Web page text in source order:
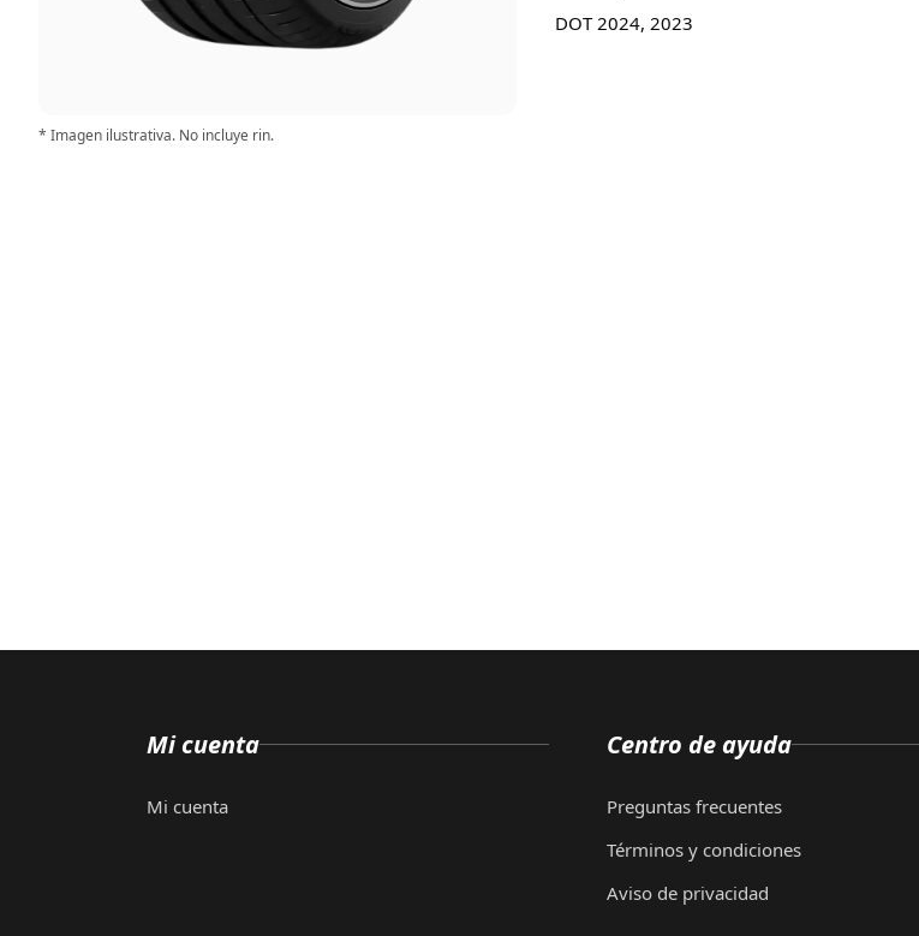
* Imagen ilustrativa. No incluye rin.
DOT 2024, 2023
Mi cuenta
Mi cuenta
Centro de ayuda
Preguntas frecuentes
Términos y condiciones
Aviso de privacidad